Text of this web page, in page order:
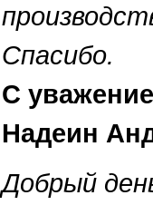
Спасибо.
С
Надеин
Добрый